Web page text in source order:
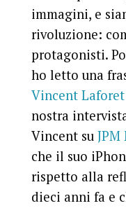
immagini, e
rivoluzione:
protagonisti.
ho letto una
Vincent Laforet
nostra
Vincent su JPM
che il suo
rispetto alla
dieci anni fa e